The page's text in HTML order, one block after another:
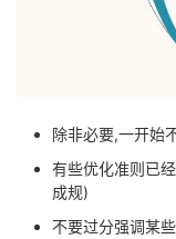
除非必要,一开始
有些优化准则已
成规)
不要过分强调某